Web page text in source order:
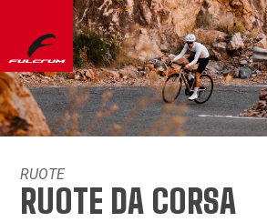
RUOTE
RUOTE DA CORSA